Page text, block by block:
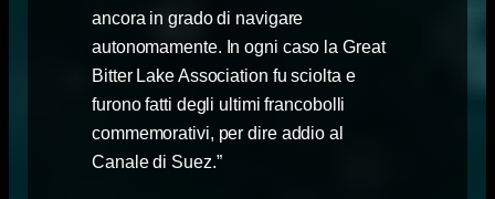
ancora in grado di navigare
autonomamente. In ogni caso la Great
Bitter Lake Association fu sciolta e
furono fatti degli ultimi francobolli
commemorativi, per dire addio al
Canale di Suez.”